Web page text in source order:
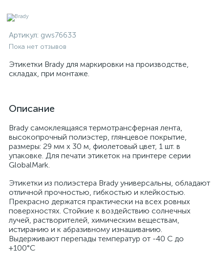
Артикул: gws76633
Пока нет отзывов
Этикетки Brady для маркировки на производстве,
складах, при монтаже.
Описание
Brady самоклеящаяся термотрансферная лента,
высокопрочный полиэстер, глянцевое покрытие,
размеры: 29 мм х 30 м, фиолетовый цвет, 1 шт. в
упаковке. Для печати этикеток на принтере серии
GlobalMark.
Этикетки из полиэстера Brady универсальны, обладают
отличной прочностью, гибкостью и клейкостью.
Прекрасно держатся практически на всех ровных
поверхностях. Стойкие к воздействию солнечных
лучей, растворителей, химическим веществам,
истиранию и к абразивному изнашиванию.
Выдерживают перепады температур от -40 С до
+100°С